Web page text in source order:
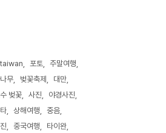
taiwan 포토
주말여행
무 벚꽃축제
대만
벚꽃 사진
야경사진
상해여행
중음
중국여행
타이완